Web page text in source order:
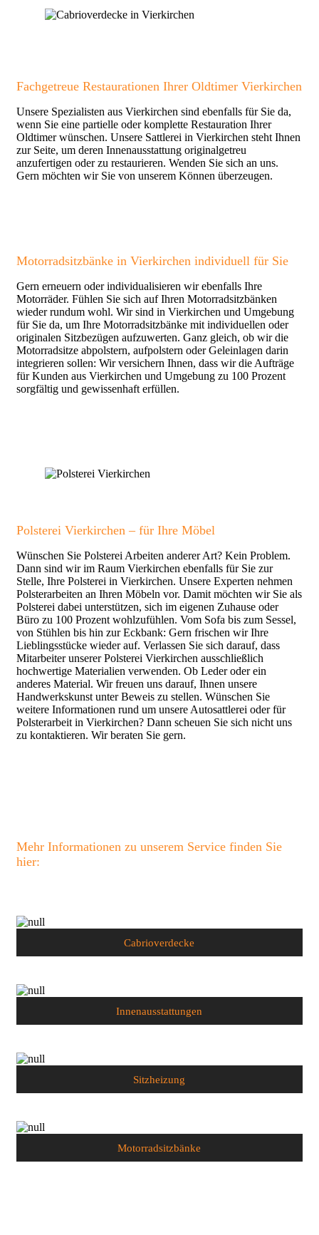
Fachgetreue Restaurationen Ihrer Oldtimer Vierkirchen
Unsere Spezialisten aus Vierkirchen sind ebenfalls für Sie da,
wenn Sie eine partielle oder komplette Restauration Ihrer
Oldtimer wünschen. Unsere Sattlerei in Vierkirchen steht Ihnen
zur Seite, um deren Innenausstattung originalgetreu
anzufertigen oder zu restaurieren. Wenden Sie sich an uns.
Gern möchten wir Sie von unserem Können überzeugen.
Motorradsitzbänke in Vierkirchen individuell für Sie
Gern erneuern oder individualisieren wir ebenfalls Ihre
Motorräder. Fühlen Sie sich auf Ihren Motorradsitzbänken
wieder rundum wohl. Wir sind in Vierkirchen und Umgebung
für Sie da, um Ihre Motorradsitzbänke mit individuellen oder
originalen Sitzbezügen aufzuwerten. Ganz gleich, ob wir die
Motorradsitze abpolstern, aufpolstern oder Geleinlagen darin
integrieren sollen: Wir versichern Ihnen, dass wir die Aufträge
für Kunden aus Vierkirchen und Umgebung zu 100 Prozent
sorgfältig und gewissenhaft erfüllen.
Polsterei Vierkirchen – für Ihre Möbel
Wünschen Sie Polsterei Arbeiten anderer Art? Kein Problem.
Dann sind wir im Raum Vierkirchen ebenfalls für Sie zur
Stelle, Ihre Polsterei in Vierkirchen. Unsere Experten nehmen
Polsterarbeiten an Ihren Möbeln vor. Damit möchten wir Sie als
Polsterei dabei unterstützen, sich im eigenen Zuhause oder
Büro zu 100 Prozent wohlzufühlen. Vom Sofa bis zum Sessel,
von Stühlen bis hin zur Eckbank: Gern frischen wir Ihre
Lieblingsstücke wieder auf. Verlassen Sie sich darauf, dass
Mitarbeiter unserer Polsterei Vierkirchen ausschließlich
hochwertige Materialien verwenden. Ob Leder oder ein
anderes Material. Wir freuen uns darauf, Ihnen unsere
Handwerkskunst unter Beweis zu stellen. Wünschen Sie
weitere Informationen rund um unsere Autosattlerei oder für
Polsterarbeit in Vierkirchen? Dann scheuen Sie sich nicht uns
zu kontaktieren. Wir beraten Sie gern.
Mehr Informationen zu unserem Service finden Sie
hier:
Cabrioverdecke
Innenausstattungen
Sitzheizung
Motorradsitzbänke